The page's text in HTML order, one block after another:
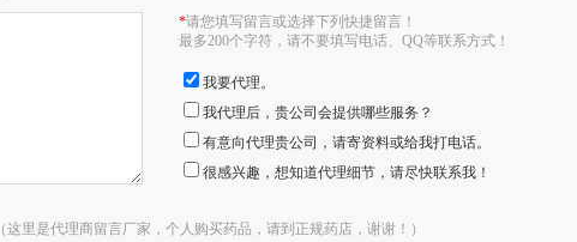
*请您填写留言或选择下列快捷留言！
最多200个字符，请不要填写电话、QQ等联系方式！
我要代理。
我代理后，贵公司会提供哪些服务？
有意向代理贵公司，请寄资料或给我打电话。
很感兴趣，想知道代理细节，请尽快联系我！
（这里是代理商留言厂家，个人购买药品，请到正规药店，谢谢！）